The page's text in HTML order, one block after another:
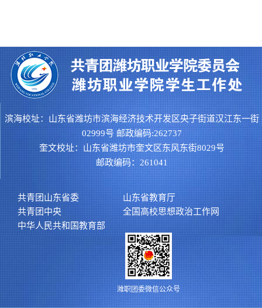
滨海校址：山东省潍坊市滨海经济技术开发区央子街道汉江东一街
02999号 邮政编码:262737
奎文校址：山东省潍坊市奎文区东风东街8029号
邮政编码：261041
共青团山东省委
山东省教育厅
共青团中央
全国高校思想政治工作网
中华人民共和国教育部
潍职团委微信公众号